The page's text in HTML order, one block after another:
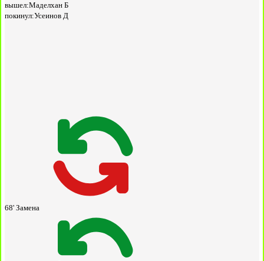
вышел:Маделхан Б
покинул:Усеинов Д
68' Замена